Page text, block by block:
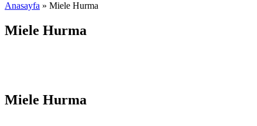
Anasayfa » Miele Hurma
Miele Hurma
Miele Hurma